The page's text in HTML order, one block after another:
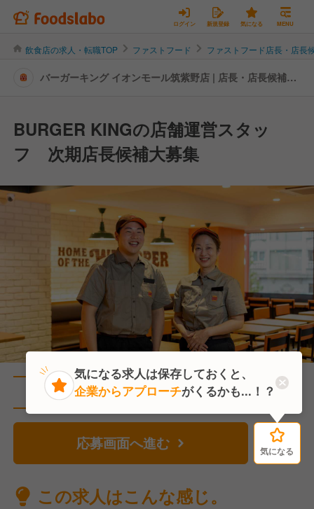
ログイン 新規登録 気になる MENU
飲食店の求人・転職TOP ファストフード ファストフード店長・店長
バーガーキング イオンモール筑紫野店 | 店長・店長候補の
BURGER KINGの店舗運営スタッ
フ 次期店長候補大募集
直近1人がこの求人を検討中
応募画面へ進む 気になる
この求人はこんな感じ。
気になる
気になる求人は保存しておくと、
企業からアプローチがくるかも...！？